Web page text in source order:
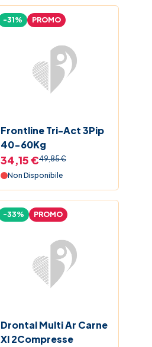
Frontline Tri-Act 3Pip
40-60Kg
-31% PROMO
34,15 €49,85 €
Non Disponibile
Drontal Multi Ar Carne
Xl 2Compresse
-33% PROMO